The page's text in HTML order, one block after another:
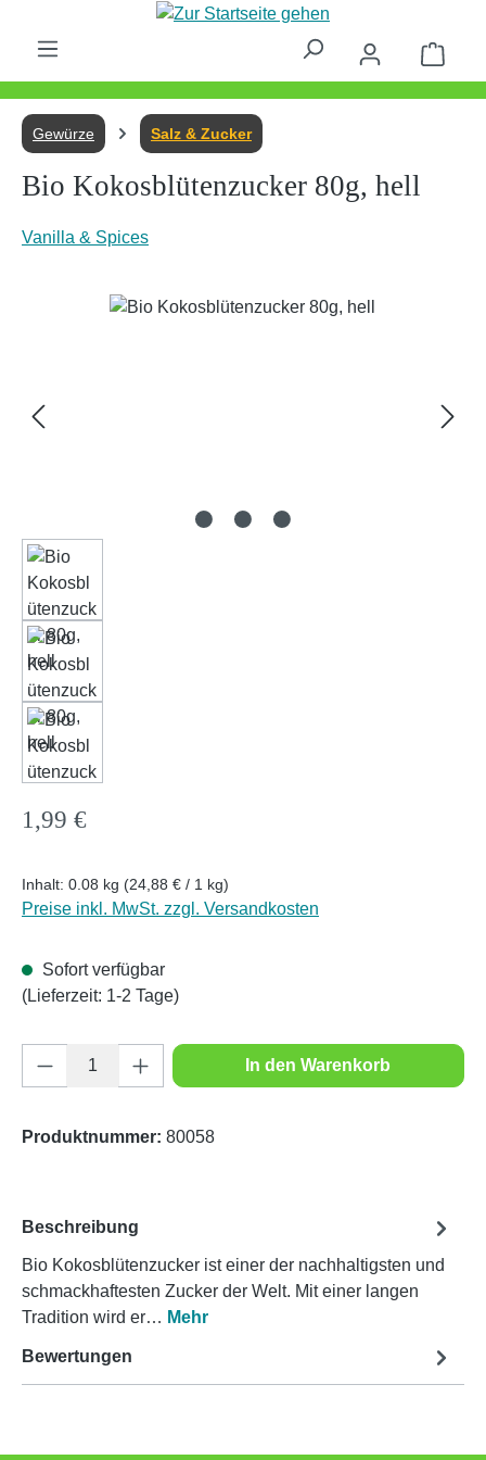
Zum Hauptinhalt springen
Gewürze Salz & Zucker
Bio Kokosblütenzucker 80g, hell
Vanilla & Spices
Bildergalerie überspringen
Regulärer Preis:
1,99 €
Inhalt: 0.08 kg (24,88 € / 1 kg)
Preise inkl. MwSt. zzgl. Versandkosten
Sofort verfügbar
(Lieferzeit: 1-2 Tage)
Produkt Anzahl: Gib den gewünschten
In den Warenkorb
Produktnummer: 80058
Beschreibung
Bio Kokosblütenzucker ist einer der nachhaltigsten und
schmackhaftesten Zucker der Welt. Mit einer langen
Tradition wird er… Mehr
Bewertungen